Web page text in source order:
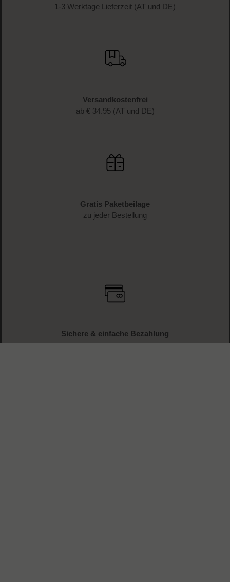
1-3 Werktage Lieferzeit (AT und DE)
Versandkostenfrei
ab € 34.95 (AT und DE)
Gratis Paketbeilage
zu jeder Bestellung
Sichere & einfache Bezahlung